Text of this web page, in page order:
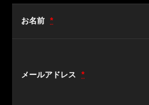
お名前 *
メールアドレス *